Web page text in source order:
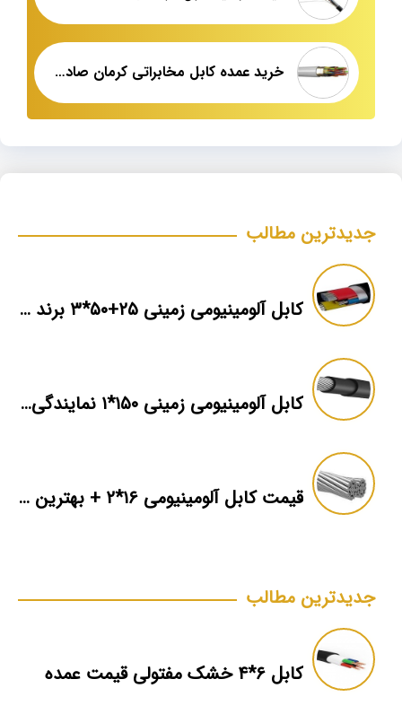
خرید عمده کابل مخابراتی کرمان صادراتی
جدیدترین مطالب
کابل آلومینیومی زمینی ۲۵+۵۰*۳ برند ماهان
کابل آلومینیومی زمینی ۱۵۰*۱ نمایندگی فروش
قیمت کابل آلومینیومی ۱۶*۲ + بهترین برند بازار + اطلاعات فنی
جدیدترین مطالب
کابل ۶*۴ خشک مفتولی قیمت عمده